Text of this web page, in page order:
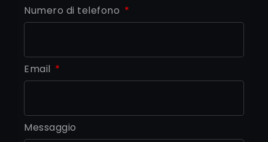
Numero di telefono
Email
Messaggio